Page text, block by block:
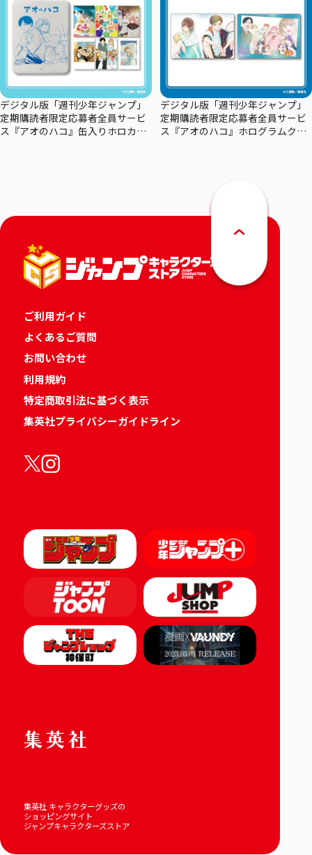
デジタル版「週刊少年ジャンプ」
定期購読者限定応募者全員サービ
ス『アオのハコ』缶入りホロカー
デジタル版「週刊少年ジャンプ」
定期購読者限定応募者全員サービ
ス『アオのハコ』ホログラムクリ
ご利用ガイド
よくあるご質問
お問い合わせ
利用規約
特定商取引法に基づく表示
集英社プライバシーガイドライン
集英社 キャラクターグッズの
ショッピングサイト
ジャンプキャラクターズストア